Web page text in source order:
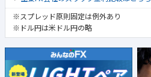
※スプレッド原則固定は例外あり
※ドル円は米ドル円の略